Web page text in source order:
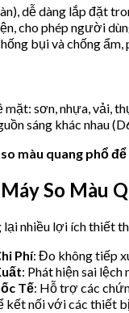
dễ dàng lắp đặt
cho phép người
bụi và chống
sơn, nhựa, vải,
sáng khác nhau
màu quang phổ
So Màu
nhiều lợi ích thiết
Phí: Đo không tiếp
: Phát hiện sai lệch
Tế: Hỗ trợ các
kết nối với các thiết